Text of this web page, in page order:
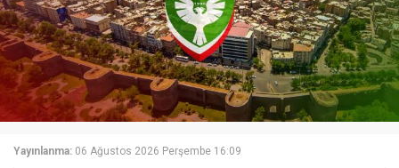
Yayınlanma: 06 Ağustos 2026 Perşembe 16:09